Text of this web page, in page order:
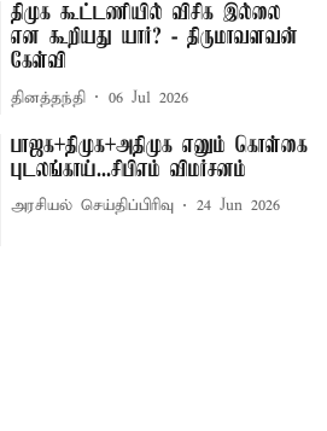
திமுக கூட்டணியில் விசிக இல்லை
என கூறியது யார்? - திருமாவளவன்
கேள்வி
தினத்தந்தி 06 Jul 2026
பாஜக+திமுக+அதிமுக எனும் கொள்கை
புடலங்காய்...சிபிஎம் விமர்சனம்
அரசியல் செய்திப்பிரிவு 24 Jun 2026